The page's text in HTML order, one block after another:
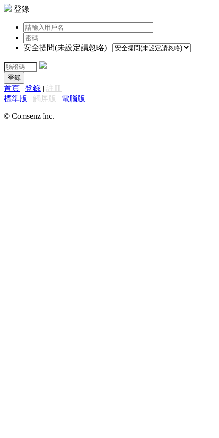
登錄
安全提問(未設定請忽略)
登錄
首頁 | 登錄 | 註冊
標準版 | 觸屏版 | 電腦版 |
© Comsenz Inc.